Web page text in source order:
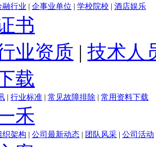
融行业 | 企事业单位 | 学校院校 | 酒店娱乐
书
业资质 | 技术人
载
| 行业标准 | 常见故障排除 | 常用资料下载
禾
织架构 | 公司最新动态 | 团队风采 | 公司活动